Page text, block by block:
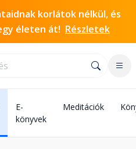
korlátok nélkül, és
életen át! Részletek
E-
könyvek
Meditációk